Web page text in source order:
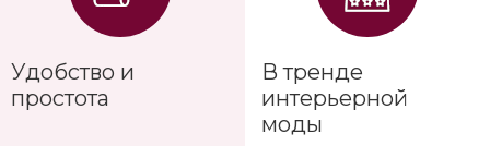
Удобство и
простота
В тренде
интерьерной
моды